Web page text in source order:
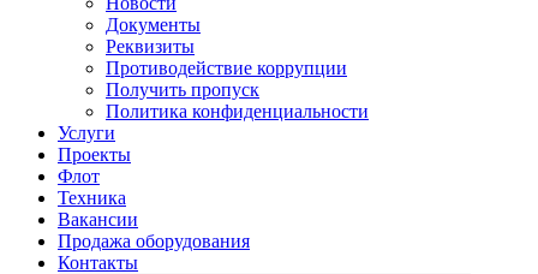
Документы
Реквизиты
Противодействие коррупции
Получить пропуск
Политика конфиденциальности
Услуги
Проекты
Флот
Техника
Вакансии
Продажа оборудования
Контакты